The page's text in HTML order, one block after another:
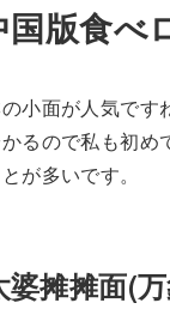
国版食
小面が人気で
るので私も初め
が多いです。
摊摊面(